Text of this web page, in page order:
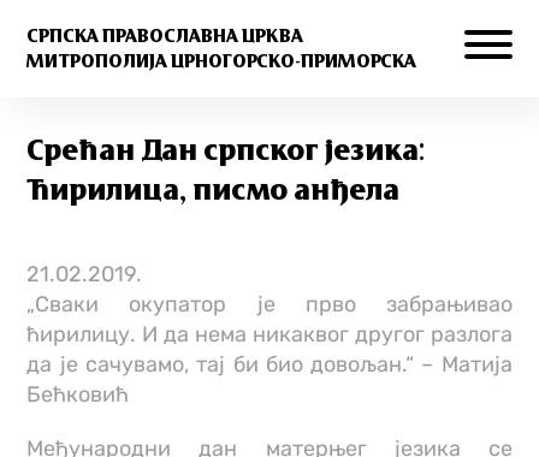
СРПСКА ПРАВОСЛАВНА ЦРКВА
МИТРОПОЛИЈА ЦРНОГОРСКО-ПРИМОРСКА
Срећан Дан српског језика:
Ћирилица, писмо анђела
21.02.2019.
„Сваки окупатор је прво забрањивао
ћирилицу. И да нема никаквог другог разлога
да је сачувамо, тај би био довољан.“ – Матија
Бећковић
Међународни дан матерњег језика се